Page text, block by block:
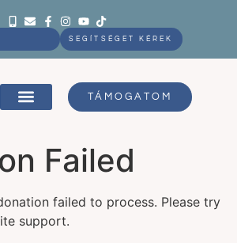
SEGÍTSÉGET KÉREK
TÁMOGATOM
Failed
failed to process. Please try
support.